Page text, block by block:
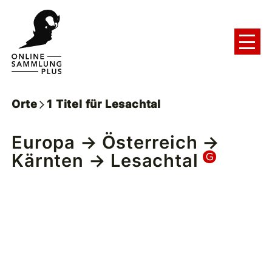
Orte 1 Titel für Lesachtal
Europa → Österreich →
Kärnten → Lesachtal